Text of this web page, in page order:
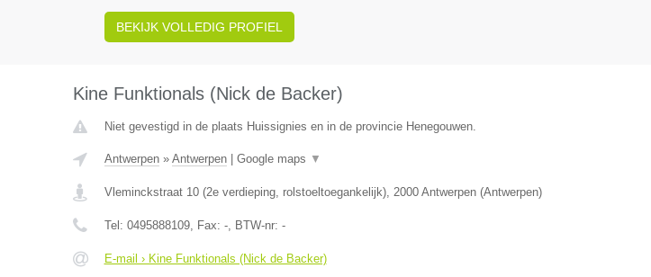
BEKIJK VOLLEDIG PROFIEL
Kine Funktionals (Nick de Backer)
Niet gevestigd in de plaats Huissignies en in de provincie Henegouwen.
Antwerpen» Antwerpen| Google maps ▼
Vleminckstraat 10 (2e verdieping, rolstoeltoegankelijk), 2000 Antwerpen(Antwerpen)
Tel: 0495888109, Fax: -, BTW-nr: -
E-mail › Kine Funktionals (Nick de Backer)